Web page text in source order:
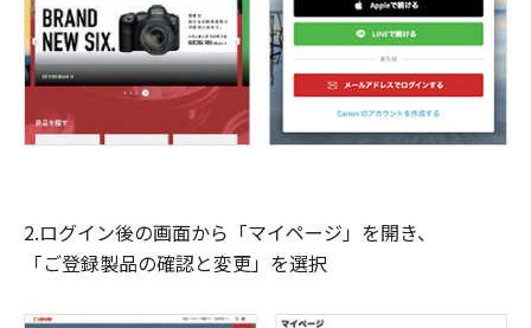
2.ログイン後の画面から「マイページ」を開き、
「ご登録製品の確認と変更」を選択